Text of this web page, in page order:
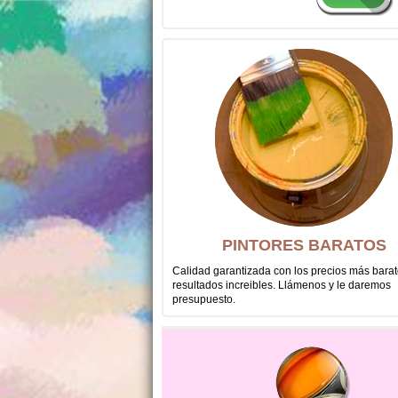
PINTORES BARATOS
Calidad garantizada con los precios más
resultados increibles. Llámenos y le daremos
presupuesto.